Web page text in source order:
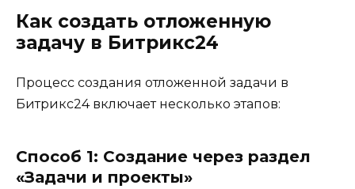
Как создать отложенную
задачу в Битрикс24
Процесс создания отложенной задачи в
Битрикс24 включает несколько этапов:
Способ 1: Создание через раздел
«Задачи и проекты»